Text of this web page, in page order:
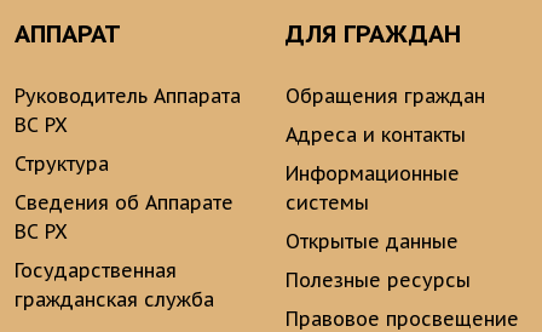
АППАРАТ
Руководитель Аппарата
ВС РХ
Структура
Сведения об Аппарате
ВС РХ
Государственная
гражданская служба
ДЛЯ ГРАЖДАН
Обращения граждан
Адреса и контакты
Информационные
системы
Открытые данные
Полезные ресурсы
Правовое просвещение